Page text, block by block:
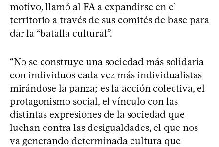
motivo, llamó al FA a expandirse en el
territorio a través de sus comités de base para
dar la “batalla cultural”.
“No se construye una sociedad más solidaria
con individuos cada vez más individualistas
mirándose la panza; es la acción colectiva, el
protagonismo social, el vínculo con las
distintas expresiones de la sociedad que
luchan contra las desigualdades, el que nos
va generando determinada cultura que